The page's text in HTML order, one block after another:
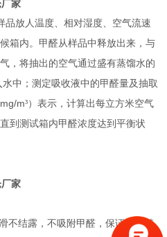
家
品放人温度、相对湿度、空气流速
箱内。甲醛从样品中释放出来，与
，将抽出的空气通过盛有蒸馏水的
水中；测定吸收液中的甲醛量及抽取
mg/m³）表示，计算出每立方米空气
到测试箱内甲醛浓度达到平衡状
家
不结露，不吸附甲醛，保证检测精